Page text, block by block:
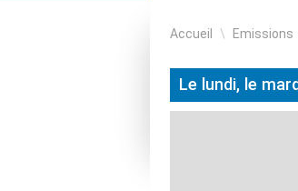
Accueil \ Emissions
Le lundi, le